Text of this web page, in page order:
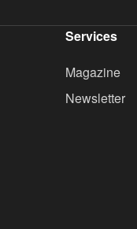
Services
Magazine
Newsletter